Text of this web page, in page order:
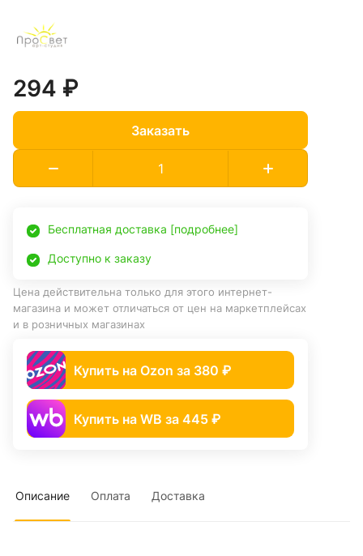
294 ₽
Заказать
Бесплатная доставка [подробнее]
Доступно к заказу
Цена действительна только для этого интернет-
магазина и может отличаться от цен на маркетплейсах
и в розничных магазинах
Купить на Ozon за 380 ₽
Купить на WB за 445 ₽
Описание Оплата Доставка